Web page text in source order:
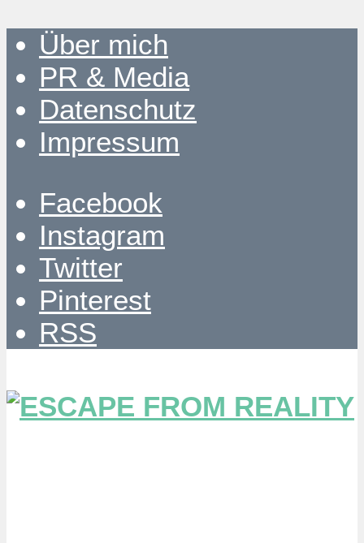
Über mich
PR & Media
Datenschutz
Impressum
Facebook
Instagram
Twitter
Pinterest
RSS